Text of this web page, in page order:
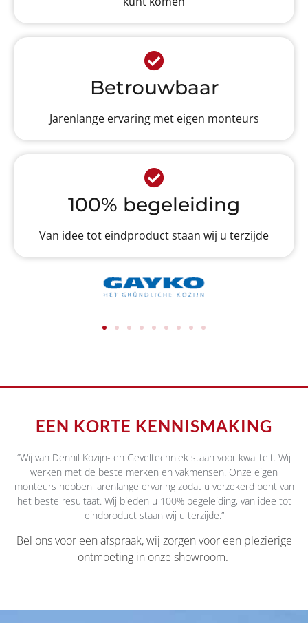
Betrouwbaar
Jarenlange ervaring met eigen monteurs
100% begeleiding
Van idee tot eindproduct staan wij u terzijde
EEN KORTE KENNISMAKING
“Wij van Denhil Kozijn- en Geveltechniek staan voor kwaliteit. Wij
werken met de beste merken en vakmensen. Onze eigen
monteurs hebben jarenlange ervaring zodat u verzekerd bent van
het beste resultaat. Wij bieden u 100% begeleiding, van idee tot
eindproduct staan wij u terzijde.”
Bel ons voor een afspraak, wij zorgen voor een plezierige
ontmoeting in onze showroom.